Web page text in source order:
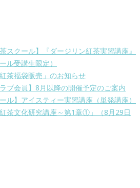
クール】『ダージリン紅茶実習講座』
ル受講生限定）
茶福袋販売」のお知らせ
ブ会員】8月以降の開催予定のご案内
】アイスティー実習講座（単発講座）
茶文化研究講座～第1章①」（8月29日